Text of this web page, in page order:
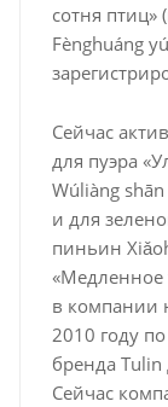
сотня птиц»
Fènghuáng
Сейчас
для пуэра
Wúliàng
и для
пиньин
«Медленное
в компании
2010 году
бренда
Сейчас